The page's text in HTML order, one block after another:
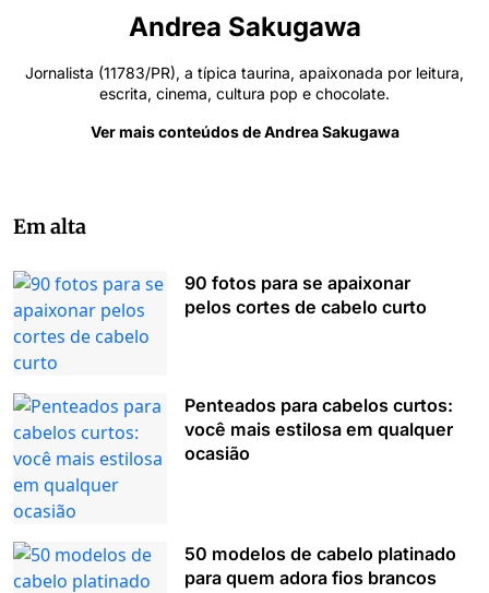
Andrea Sakugawa
Jornalista (11783/PR), a típica taurina, apaixonada por leitura,
escrita, cinema, cultura pop e chocolate.
Ver mais conteúdos de Andrea Sakugawa
Em alta
90 fotos para se apaixonar
pelos cortes de cabelo curto
Penteados para cabelos curtos:
você mais estilosa em qualquer
ocasião
50 modelos de cabelo platinado
para quem adora fios brancos